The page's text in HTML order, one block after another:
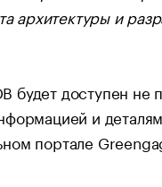
архитектуры и
будет доступен не
и
портале